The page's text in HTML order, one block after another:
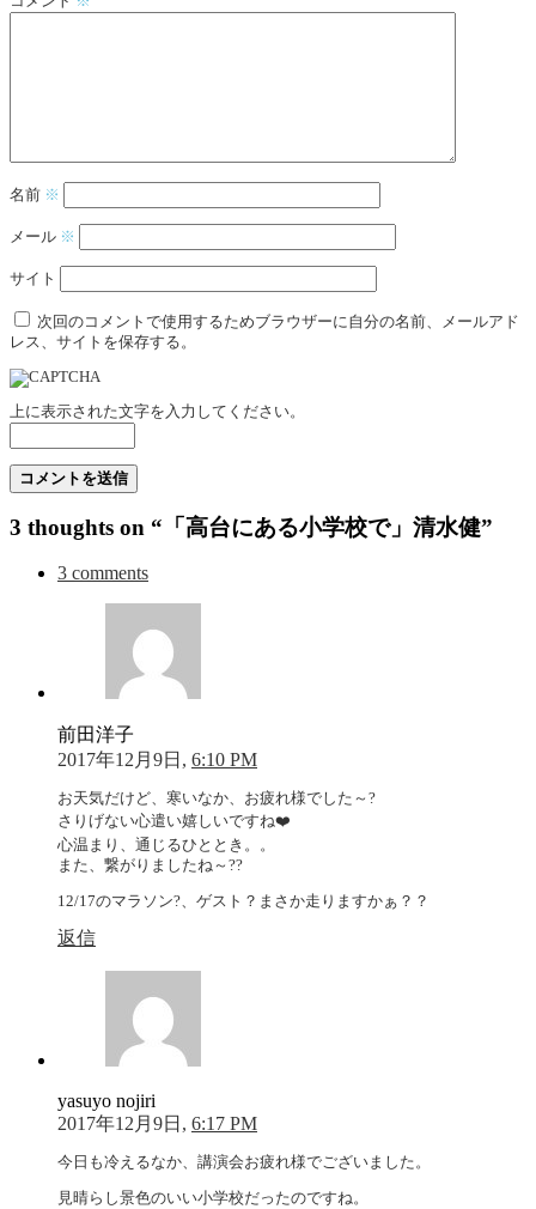
名前 ※
メール ※
サイト
次回のコメントで使用するためブラウザーに自分の名前、メールアド
レス、サイトを保存する。
上に表示された文字を入力してください。
3 thoughts on “「高台にある小学校で」清水健”
3 comments
前田洋子
2017年12月9日, 6:10 PM
お天気だけど、寒いなか、お疲れ様でした～?
さりげない心遣い嬉しいですね❤️
心温まり、通じるひととき。。
また、繋がりましたね～??
12/17のマラソン?、ゲスト？まさか走りますかぁ？？
返信
yasuyo nojiri
2017年12月9日, 6:17 PM
今日も冷えるなか、講演会お疲れ様でございました。
見晴らし景色のいい小学校だったのですね。